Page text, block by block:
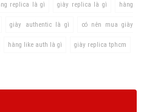
replica là gì giày replica là gì hàng
giày authentic là gì có nên mua giày
hàng like auth là gì giày replica tphcm